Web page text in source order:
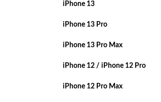
iPhone 13
iPhone 13 Pro
iPhone 13 Pro Max
iPhone 12 / iPhone 12 Pro
iPhone 12 Pro Max